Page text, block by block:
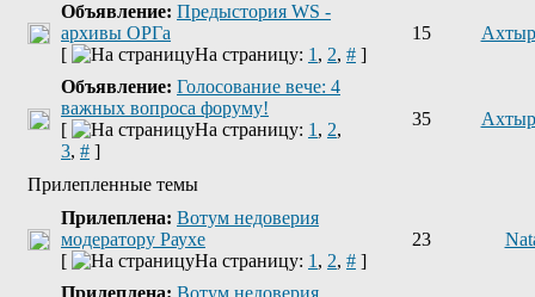
Объявление: Предыстория WS -
архивы ОРГа
[
На страницу: 1 , 2, # ]
15
Объявление: Голосование вече: 4
важных вопроса форуму!
[
На страницу: 1 , 2,
3, # ]
35
Прилепленные темы
Прилеплена: Вотум недоверия
модератору Раухе
[
На страницу: 1 , 2, # ]
23
Прилеплена: Вотум недоверия